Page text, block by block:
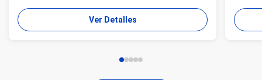
bars for drill rigs of world’s top brands, but also
provide one-stop solution for the world foundation
construction users. While providing customized
Ver Detalles
offer a
needs